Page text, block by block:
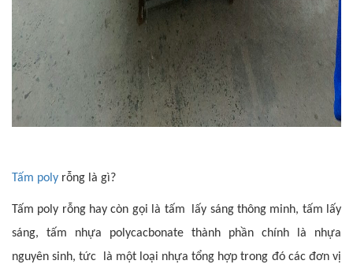
Tấm poly rỗng là gì?
Tấm poly rỗng hay còn gọi là tấm lấy sáng thông minh, tấm lấy
sáng, tấm nhựa polycacbonate thành phần chính là nhựa
nguyên sinh, tức là một loại nhựa tổng hợp trong đó các đơn vị